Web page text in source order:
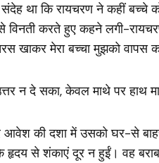
था कि रायचरण ने कहीं बच्चे
करते हुए कहने लगी-
खाकर मेरा बच्‍चा मुझको वापस
न दे सका, केवल माथे पर हाथ
आवेश की दशा में उसको घर-से
हृदय से शंकाएं दूर न हुईं। वह